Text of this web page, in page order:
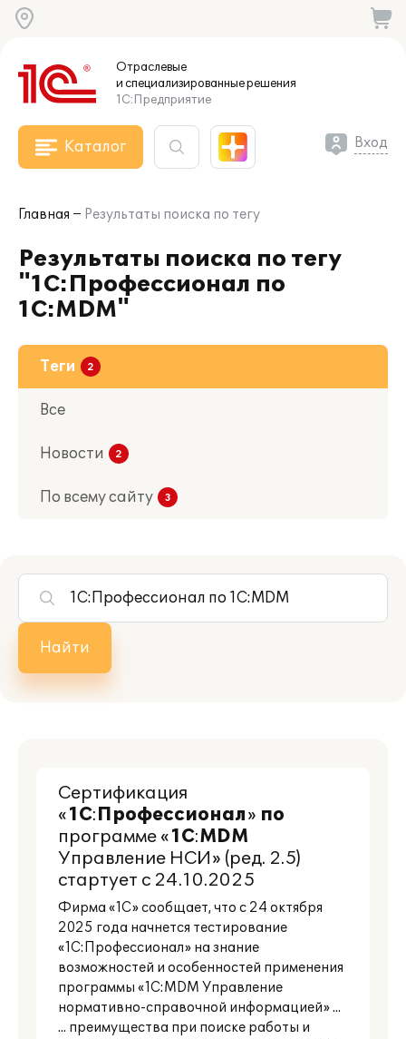
Отраслевые
и специализированныерешения
1С:Предприятие
Каталог Вход
Главная Результаты поиска по тегу
Результаты поиска по тегу
"1С:Профессионал по
1С:MDM"
Все
Новости
Теги
По всему сайту
Найти
Сертификация
«1С:Профессионал» по
программе «1С:MDM
Управление НСИ» (ред. 2.5)
стартует с 24.10.2025
Фирма «1С» сообщает, что с 24 октября
2025 года начнется тестирование
«1С:Профессионал» на знание
возможностей и особенностей применения
программы «1С:MDM Управление
нормативно-справочной информацией» ...
... преимущества при поиске работы и